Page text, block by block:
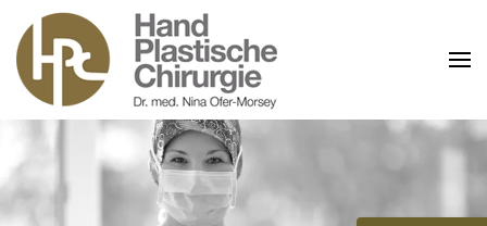
Zum Hauptinhalt springen